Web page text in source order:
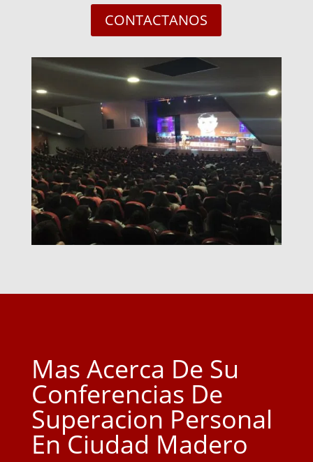
CONTACTANOS
Mas Acerca De Su
Conferencias De
Superacion Personal
En Ciudad Madero